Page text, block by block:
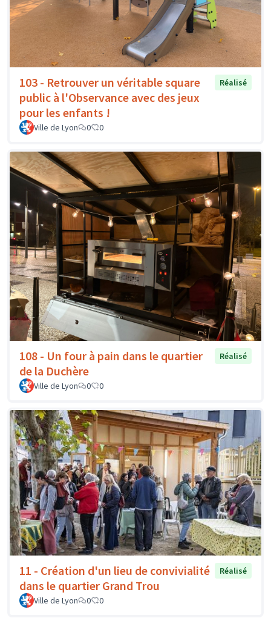
103 - Retrouver un véritable square
public à l'Observance avec des jeux
pour les enfants !
Réalisé
Ville de Lyon 0 0
108 - Un four à pain dans le quartier
de la Duchère
Réalisé
Ville de Lyon 0 0
11 - Création d'un lieu de convivialité
dans le quartier Grand Trou
Réalisé
Ville de Lyon 0 0